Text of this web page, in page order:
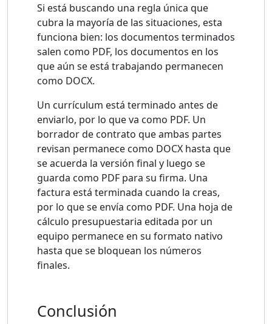
Si está buscando una regla única que
cubra la mayoría de las situaciones, esta
funciona bien: los documentos terminados
salen como PDF, los documentos en los
que aún se está trabajando permanecen
como DOCX.
Un currículum está terminado antes de
enviarlo, por lo que va como PDF. Un
borrador de contrato que ambas partes
revisan permanece como DOCX hasta que
se acuerda la versión final y luego se
guarda como PDF para su firma. Una
factura está terminada cuando la creas,
por lo que se envía como PDF. Una hoja de
cálculo presupuestaria editada por un
equipo permanece en su formato nativo
hasta que se bloquean los números
finales.
Conclusión